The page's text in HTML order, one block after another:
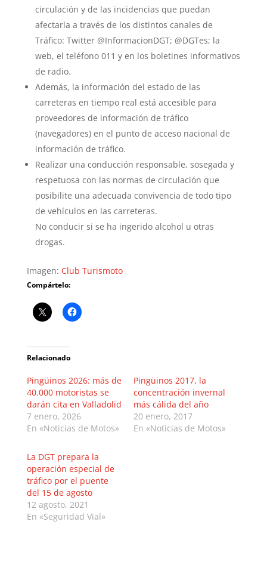
circulación y de las incidencias que puedan
afectarla a través de los distintos canales de
Tráfico: Twitter @InformacionDGT; @DGTes; la
web, el teléfono 011 y en los boletines informativos
de radio.
Además, la información del estado de las
carreteras en tiempo real está accesible para
proveedores de información de tráfico
(navegadores) en el punto de acceso nacional de
información de tráfico.
Realizar una conducción responsable, sosegada y
respetuosa con las normas de circulación que
posibilite una adecuada convivencia de todo tipo
de vehículos en las carreteras.
No conducir si se ha ingerido alcohol u otras
drogas.
Imagen: Club Turismoto
Compártelo:
Relacionado
Pingüinos 2026: más de
40.000 motoristas se
darán cita en Valladolid
7 enero, 2026
En «Noticias de Motos»
Pingüinos 2017, la
concentración invernal
más cálida del año
20 enero, 2017
En «Noticias de Motos»
La DGT prepara la
operación especial de
tráfico por el puente
del 15 de agosto
12 agosto, 2021
En «Seguridad Vial»